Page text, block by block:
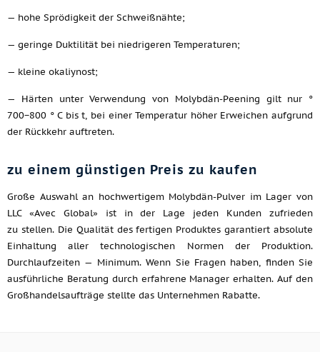
— hohe Sprödigkeit der Schweißnähte;
— geringe Duktilität bei niedrigeren Temperaturen;
— kleine okaliynost;
— Härten unter Verwendung von Molybdän-Peening gilt nur °
700−800 ° C bis t, bei einer Temperatur höher Erweichen aufgrund
der Rückkehr auftreten.
zu einem günstigen Preis zu kaufen
Große Auswahl an hochwertigem Molybdän-Pulver im Lager von
LLC «Avec Global» ist in der Lage jeden Kunden zufrieden
zu stellen. Die Qualität des fertigen Produktes garantiert absolute
Einhaltung aller technologischen Normen der Produktion.
Durchlaufzeiten — Minimum. Wenn Sie Fragen haben, finden Sie
ausführliche Beratung durch erfahrene Manager erhalten. Auf den
Großhandelsaufträge stellte das Unternehmen Rabatte.